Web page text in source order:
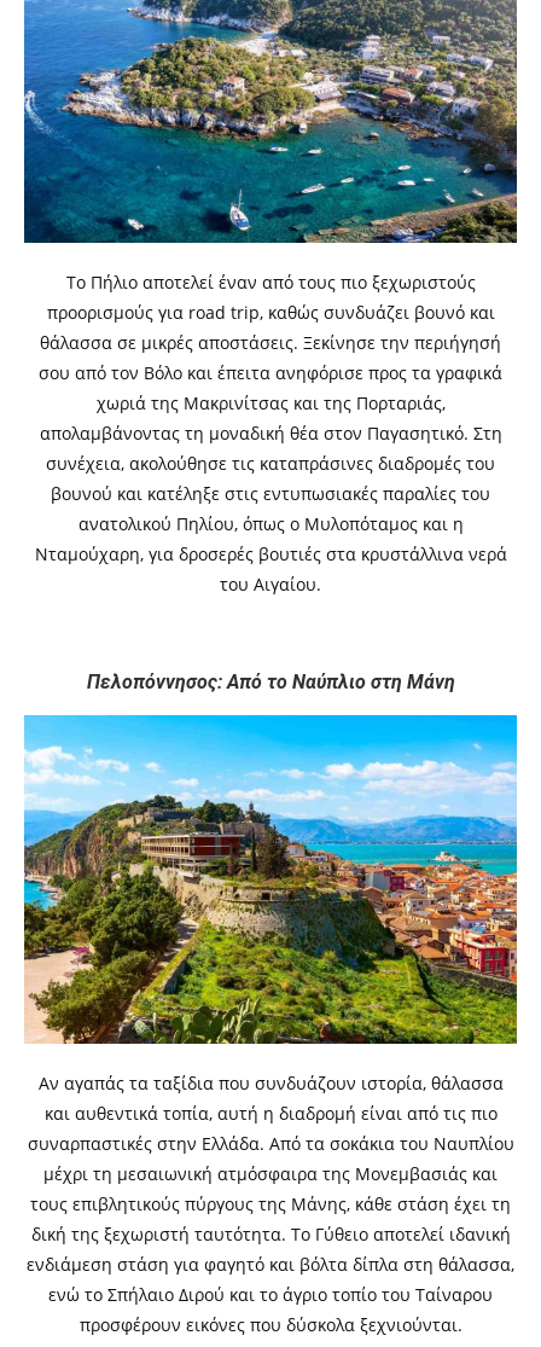
Το Πήλιο αποτελεί έναν από τους πιο ξεχωριστούς
προορισμούς για road trip, καθώς συνδυάζει βουνό και
θάλασσα σε μικρές αποστάσεις. Ξεκίνησε την περιήγησή
σου από τον Βόλο και έπειτα ανηφόρισε προς τα γραφικά
χωριά της Μακρινίτσας και της Πορταριάς,
απολαμβάνοντας τη μοναδική θέα στον Παγασητικό. Στη
συνέχεια, ακολούθησε τις καταπράσινες διαδρομές του
βουνού και κατέληξε στις εντυπωσιακές παραλίες του
ανατολικού Πηλίου, όπως ο Μυλοπόταμος και η
Νταμούχαρη, για δροσερές βουτιές στα κρυστάλλινα νερά
του Αιγαίου.
Πελοπόννησος: Από το Ναύπλιο στη Μάνη
Αν αγαπάς τα ταξίδια που συνδυάζουν ιστορία, θάλασσα
και αυθεντικά τοπία, αυτή η διαδρομή είναι από τις πιο
συναρπαστικές στην Ελλάδα. Από τα σοκάκια του Ναυπλίου
μέχρι τη μεσαιωνική ατμόσφαιρα της Μονεμβασιάς και
τους επιβλητικούς πύργους της Μάνης, κάθε στάση έχει τη
δική της ξεχωριστή ταυτότητα. Το Γύθειο αποτελεί ιδανική
ενδιάμεση στάση για φαγητό και βόλτα δίπλα στη θάλασσα,
ενώ το Σπήλαιο Διρού και το άγριο τοπίο του Ταίναρου
προσφέρουν εικόνες που δύσκολα ξεχνιούνται.